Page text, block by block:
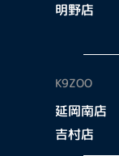
明野店
K9ZOO
延岡南店
吉村店